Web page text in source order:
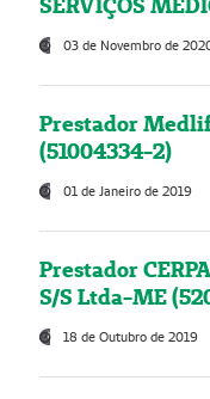
03 de Novembro de
Prestador
(51004334-2)
01 de Janeiro de 2019
Prestador
S/S Ltda-ME
18 de Outubro de 2019